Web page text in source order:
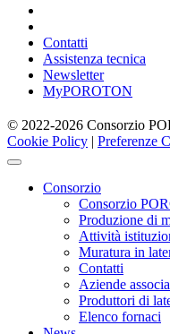
Contatti
Assistenza tecnica
Newsletter
MyPOROTON
© 2022-2026 Consorzio
Cookie Policy | Preferenze
Consorzio
Consorzio
Produzione di
Attività
Muratura in
Contatti
Aziende
Produttori di
Elenco fornaci